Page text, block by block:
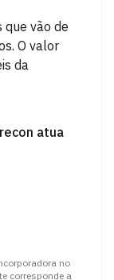
que vão de
O valor
da
atua
no
corresponde a